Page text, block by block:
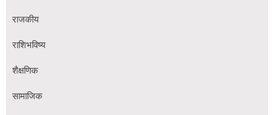
राजकीय
राशिभविष्य
शैक्षणिक
सामाजिक